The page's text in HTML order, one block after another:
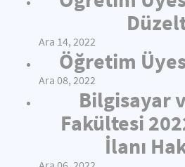
Ara 14, 2022
Öğretim
Ara 08, 2022
Bilgisayar
Fakültesi
İlanı